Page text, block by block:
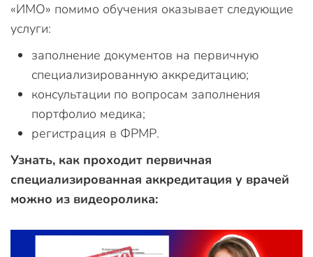
«ИМО» помимо обучения оказывает следующие
услуги:
заполнение документов на первичную
специализированную аккредитацию;
консультации по вопросам заполнения
портфолио медика;
регистрация в ФРМР.
Узнать, как проходит первичная
специализированная аккредитация у врачей
можно из видеоролика: